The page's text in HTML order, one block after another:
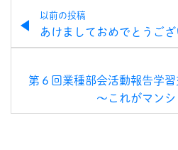
以前の投稿
あけましておめでとうござ
第６回業種部会活動報告学
～これがマン